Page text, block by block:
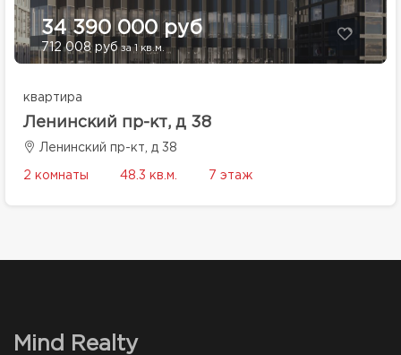
34 390 000 руб
712 008 рубза 1 кв.м.
квартира
Ленинский пр-кт, д 38
Ленинский пр-кт, д 38
2 комнаты 48.3 кв.м. 7 этаж
Mind Realty